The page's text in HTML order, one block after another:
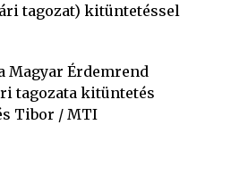
tagozat) kitüntetéssel
Magyar Érdemrend
tagozata kitüntetés
Tibor / MTI